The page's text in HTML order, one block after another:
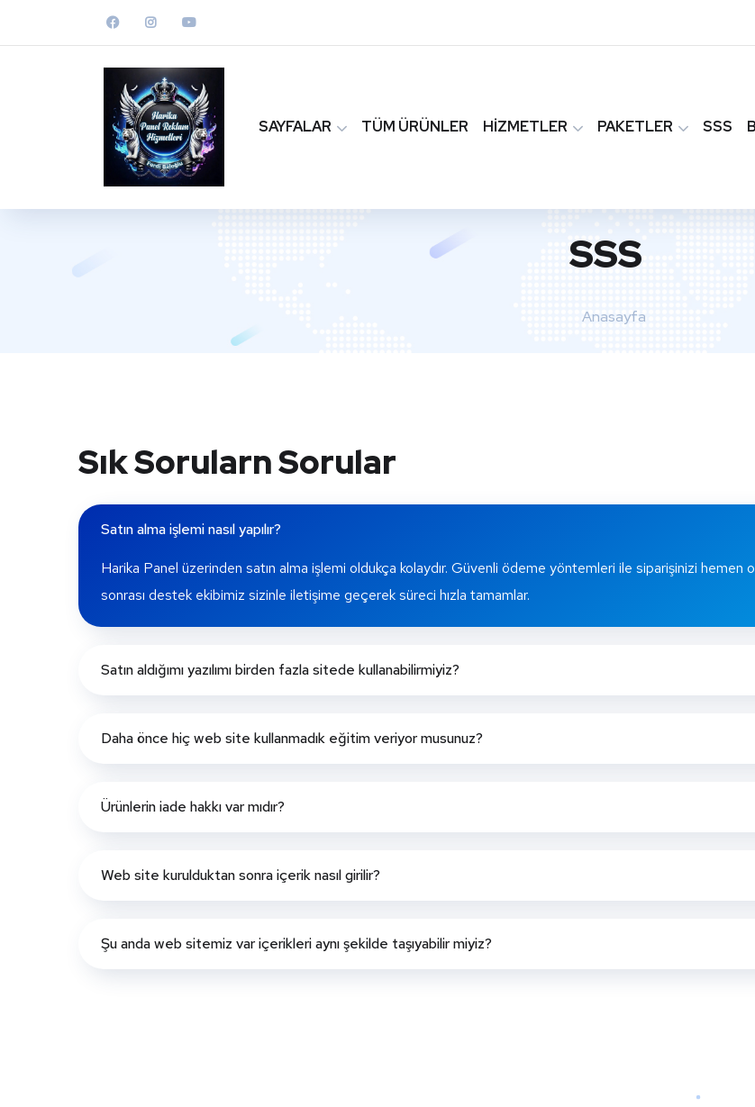
SAYFALAR TÜM ÜRÜNLER HİZMETLER PAKETLER SSS
SSS
Anasayfa
Sık Sorularn Sorular
Satın alma işlemi nasıl yapılır?
Harika Panel üzerinden satın alma işlemi oldukça kolaydır. Güvenli ödeme yöntemleri ile siparişinizi hemen
sonrası destek ekibimiz sizinle iletişime geçerek süreci hızla tamamlar.
Satın aldığımı yazılımı birden fazla sitede kullanabilirmiyiz?
Daha önce hiç web site kullanmadık eğitim veriyor musunuz?
Ürünlerin iade hakkı var mıdır?
Web site kurulduktan sonra içerik nasıl girilir?
Şu anda web sitemiz var içerikleri aynı şekilde taşıyabilir miyiz?